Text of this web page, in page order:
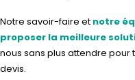
Notre savoir-faire et notre
proposer la meilleure
nous sans plus attendre
devis.